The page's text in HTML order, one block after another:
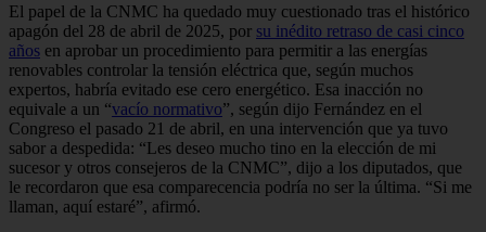
El papel de la CNMC ha quedado muy cuestionado tras el histórico
apagón del 28 de abril de 2025, por su inédito retraso de casi cinco
años en aprobar un procedimiento para permitir a las energías
renovables controlar la tensión eléctrica que, según muchos
expertos, habría evitado ese cero energético. Esa inacción no
equivale a un “vacío normativo”, según dijo Fernández en el
Congreso el pasado 21 de abril, en una intervención que ya tuvo
sabor a despedida: “Les deseo mucho tino en la elección de mi
sucesor y otros consejeros de la CNMC”, dijo a los diputados, que
le recordaron que esa comparecencia podría no ser la última. “Si me
llaman, aquí estaré”, afirmó.